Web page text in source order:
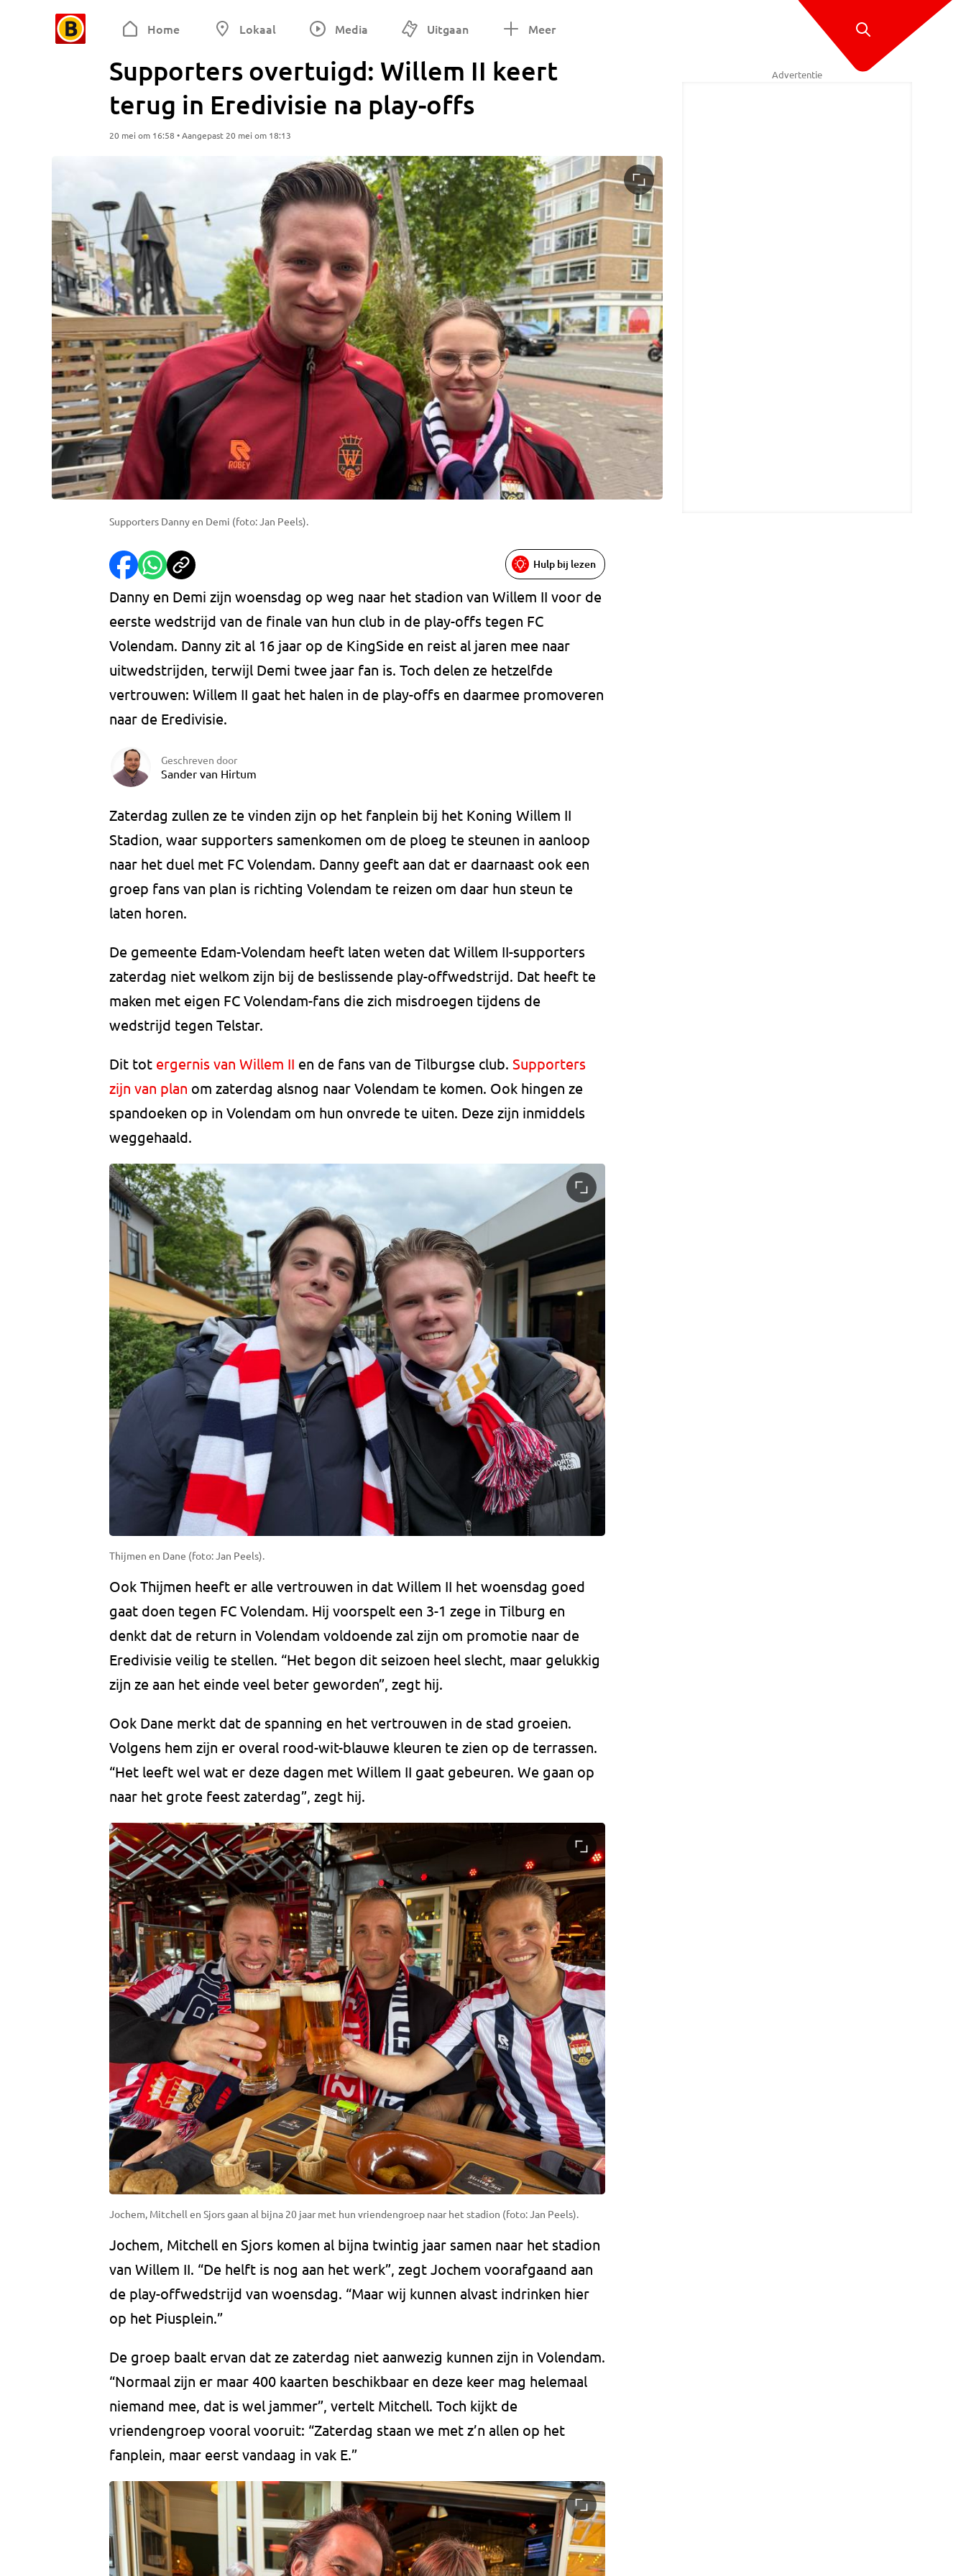
Home Lokaal Media Uitgaan Meer
Supporters overtuigd: Willem II keert
terug in Eredivisie na play-offs
20 mei om 16:58 • Aangepast 20 mei om 18:13
Supporters Danny en Demi (foto: Jan Peels).
Hulp bij lezen
Danny en Demi zijn woensdag op weg naar het stadion van Willem II voor de
eerste wedstrijd van de finale van hun club in de play-offs tegen FC
Volendam. Danny zit al 16 jaar op de KingSide en reist al jaren mee naar
uitwedstrijden, terwijl Demi twee jaar fan is. Toch delen ze hetzelfde
vertrouwen: Willem II gaat het halen in de play-offs en daarmee promoveren
naar de Eredivisie.
Geschreven door
Sander van Hirtum
Zaterdag zullen ze te vinden zijn op het fanplein bij het Koning Willem II
Stadion, waar supporters samenkomen om de ploeg te steunen in aanloop
naar het duel met FC Volendam. Danny geeft aan dat er daarnaast ook een
groep fans van plan is richting Volendam te reizen om daar hun steun te
laten horen.
De gemeente Edam-Volendam heeft laten weten dat Willem II-supporters
zaterdag niet welkom zijn bij de beslissende play-offwedstrijd. Dat heeft te
maken met eigen FC Volendam-fans die zich misdroegen tijdens de
wedstrijd tegen Telstar.
Dit tot ergernis van Willem II en de fans van de Tilburgse club. Supporters
zijn van plan om zaterdag alsnog naar Volendam te komen. Ook hingen ze
spandoeken op in Volendam om hun onvrede te uiten. Deze zijn inmiddels
weggehaald.
Thijmen en Dane (foto: Jan Peels).
Ook Thijmen heeft er alle vertrouwen in dat Willem II het woensdag goed
gaat doen tegen FC Volendam. Hij voorspelt een 3-1 zege in Tilburg en
denkt dat de return in Volendam voldoende zal zijn om promotie naar de
Eredivisie veilig te stellen. “Het begon dit seizoen heel slecht, maar gelukkig
zijn ze aan het einde veel beter geworden”, zegt hij.
Ook Dane merkt dat de spanning en het vertrouwen in de stad groeien.
Volgens hem zijn er overal rood-wit-blauwe kleuren te zien op de terrassen.
“Het leeft wel wat er deze dagen met Willem II gaat gebeuren. We gaan op
naar het grote feest zaterdag”, zegt hij.
Jochem, Mitchell en Sjors gaan al bijna 20 jaar met hun vriendengroep naar het stadion (foto: Jan Peels).
Jochem, Mitchell en Sjors komen al bijna twintig jaar samen naar het stadion
van Willem II. “De helft is nog aan het werk”, zegt Jochem voorafgaand aan
de play-offwedstrijd van woensdag. “Maar wij kunnen alvast indrinken hier
op het Piusplein.”
De groep baalt ervan dat ze zaterdag niet aanwezig kunnen zijn in Volendam.
“Normaal zijn er maar 400 kaarten beschikbaar en deze keer mag helemaal
niemand mee, dat is wel jammer”, vertelt Mitchell. Toch kijkt de
vriendengroep vooral vooruit: “Zaterdag staan we met z’n allen op het
fanplein, maar eerst vandaag in vak E.”
Advertentie